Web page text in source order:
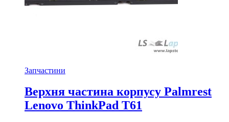
Запчастини
Верхня частина корпусу Palmrest
Lenovo ThinkPad T61